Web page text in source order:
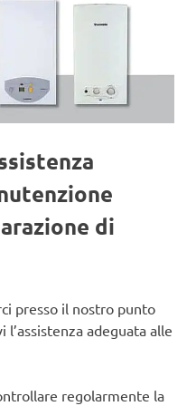
di
presso il nostro punto
adeguata alle
regolarmente la